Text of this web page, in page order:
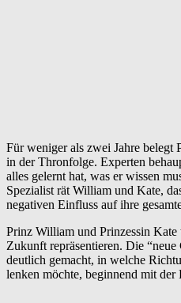
Für weniger als zwei Jahre
in der Thronfolge. Experten
alles gelernt hat, was er wissen
Spezialist rät William und Kate,
negativen Einfluss auf ihre
Prinz William und Prinzessin
Zukunft repräsentieren. Die
deutlich gemacht, in welche
lenken möchte, beginnend mit